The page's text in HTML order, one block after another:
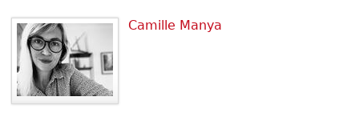
Camille Manya